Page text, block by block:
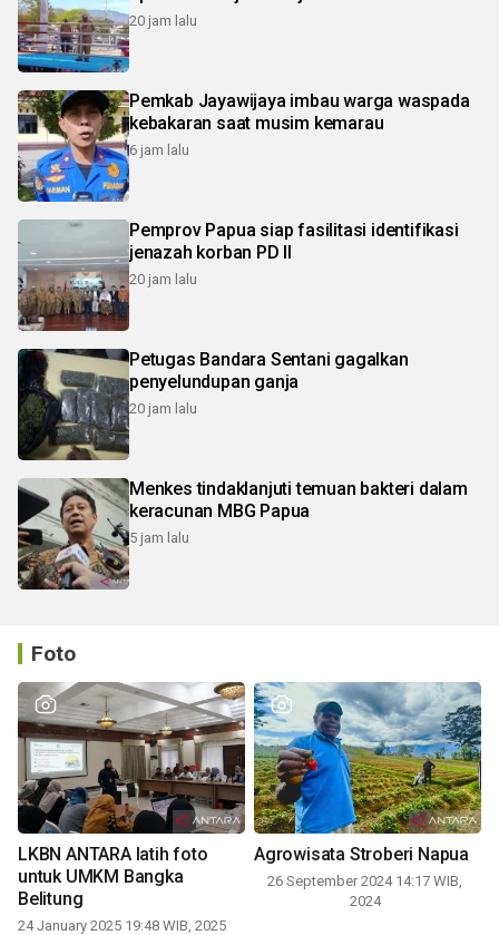
20 jam lalu
Pemkab Jayawijaya imbau warga waspada
kebakaran saat musim kemarau
6 jam lalu
Pemprov Papua siap fasilitasi identifikasi
jenazah korban PD II
20 jam lalu
Petugas Bandara Sentani gagalkan
penyelundupan ganja
20 jam lalu
Menkes tindaklanjuti temuan bakteri dalam
keracunan MBG Papua
5 jam lalu
Foto
LKBN ANTARA latih foto
untuk UMKM Bangka
Belitung
24 January 2025 19:48 WIB, 2025
Agrowisata Stroberi Napua
26 September 2024 14:17 WIB,
2024